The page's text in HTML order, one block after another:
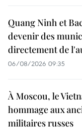
Quang Ninh et
devenir des
directement de
06/08/2026 09:35
À Moscou, le
hommage aux
militaires russes